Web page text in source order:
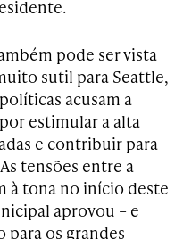
pode ser vista
sutil para Seattle,
acusam a
estimular a alta
e contribuir para
tensões entre a
à tona no início deste
aprovou – e
os grandes